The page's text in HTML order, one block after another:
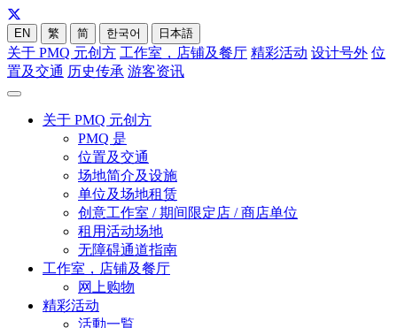
EN 繁 简 한국어 日本語
关于 PMQ 元创方 工作室，店铺及餐厅 精彩活动 设计号外 位
置及交通 历史传承 游客资讯
关于 PMQ 元创方
PMQ 是
位置及交通
场地简介及设施
单位及场地租赁
创意工作室 / 期间限定店 / 商店单位
租用活动场地
无障碍通道指南
工作室，店铺及餐厅
网上购物
精彩活动
活動一覧